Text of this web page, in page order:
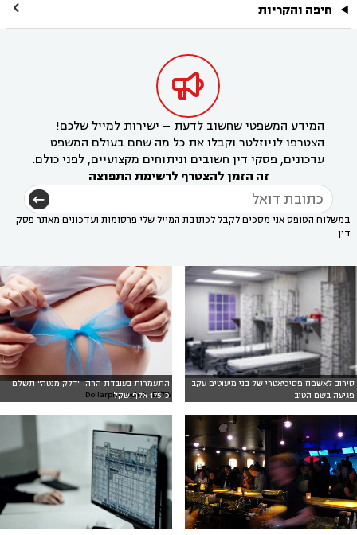
חיפה והקריות 

המידע המשפטי שחשוב לדעת – ישירות למייל שלכם!
הצטרפו לניוזלטר וקבלו את כל מה שחם בעולם המשפט
עדכונים, פסקי דין חשובים וניתוחים מקצועיים, לפני כולם.
זה הזמן להצטרף לרשימת התפוצה
במשלוח הטופס אני מסכים לקבל לכתובת המייל שלי פרסומות ועדכונים מאתר פסק
דין
סירוב לאשפוז פסיכיאטרי של בני מיעוטים עקב
פגיעה בשם הטוב
התעמרות בעובדת הרה: "דלק מנטה" תשלם
כ-175 אלף שקל
צילום: Dollarphotoclub